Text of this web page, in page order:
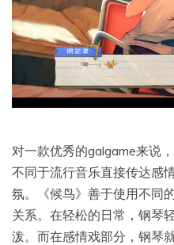
对一款优秀的galgame来说
不同于流行音乐直接传达感
氛。《候鸟》善于使用不同
关系。在轻松的日常，钢琴
泼。而在感情戏部分，钢琴